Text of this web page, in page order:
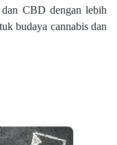
CBD dengan lebih
budaya cannabis dan